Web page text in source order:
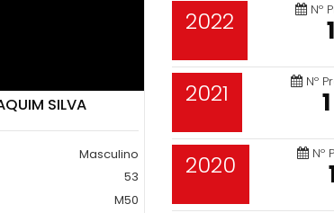
SILVA
Masculino
53
M50
2022 Nº
1
2021 Nº
1
2020 Nº